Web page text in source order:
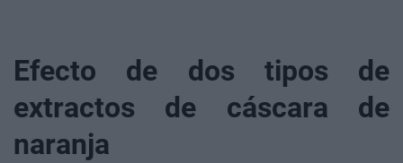
Efecto de dos tipos de
extractos de cáscara de
naranja